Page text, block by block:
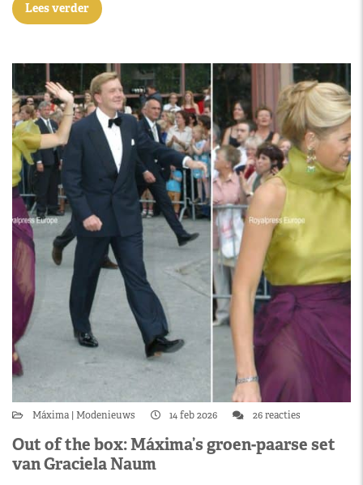
Lees verder
Máxima Modenieuws 14 feb 2026 26 reacties
Out of the box: Máxima’s groen-paarse set
van Graciela Naum